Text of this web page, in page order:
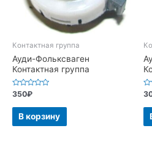
Контактная группа
Ауди-Фольксваген
Контактная группа
Оценка
из
350₽
В корзину
из